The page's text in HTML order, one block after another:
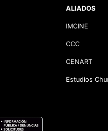
ALIADOS
IMCINE
CCC
CENART
Estudios